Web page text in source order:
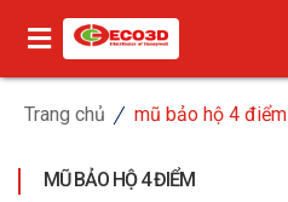
Trang chủ mũ bảo hộ 4 điểm
MŨ BẢO HỘ 4 ĐIỂM